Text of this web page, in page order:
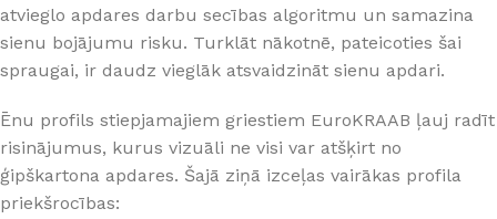
atvieglo apdares darbu secības algoritmu un samazina
sienu bojājumu risku. Turklāt nākotnē, pateicoties šai
spraugai, ir daudz vieglāk atsvaidzināt sienu apdari.
Ēnu profils stiepjamajiem griestiem EuroKRAAB ļauj radīt
risinājumus, kurus vizuāli ne visi var atšķirt no
ģipškartona apdares. Šajā ziņā izceļas vairākas profila
priekšrocības: